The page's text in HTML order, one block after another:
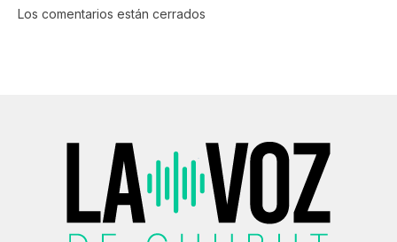
Los comentarios están cerrados